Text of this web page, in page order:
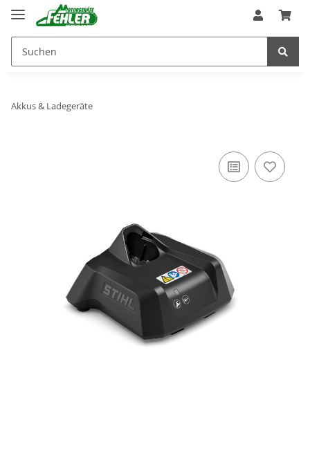
Akkus & Ladegeräte